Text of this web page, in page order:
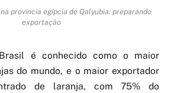
província egípcia de Qalyubia: preparando
exportação
é conhecido como o maior
do mundo, e o maior exportador
de laranja, com 75% do